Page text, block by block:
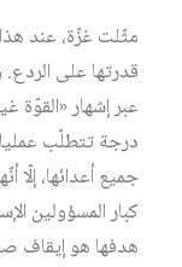
مثّلت غزّة، عند
قدرتها على
عبر إشهار «القوّة
درجة تتطلّب
جميع أعدائها،
كبار المسؤولين
هدفها هو إيقاف